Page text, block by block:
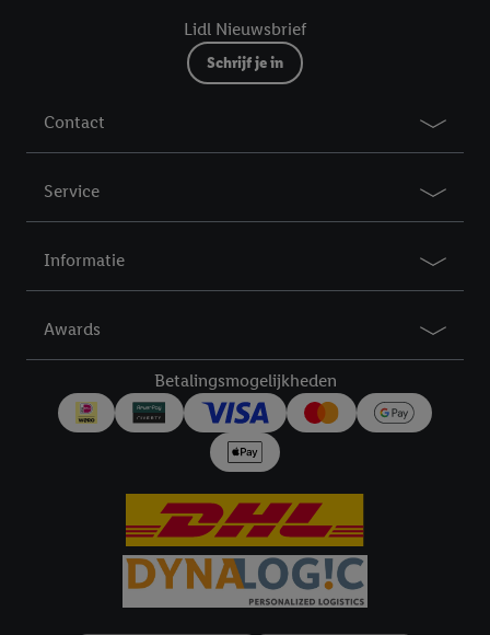
Lidl Nieuwsbrief
Schrijf je in
Contact
Service
Informatie
Awards
Betalingsmogelijkheden